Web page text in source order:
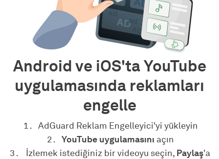
Android ve iOS'ta YouTube
uygulamasında reklamları
engelle
AdGuard Reklam Engelleyici'yi yükleyin
YouTube uygulamasını açın
İzlemek istediğiniz bir videoyu seçin, Paylaş'a